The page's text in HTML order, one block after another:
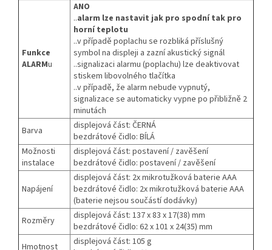
Funkce
ALARMu
ANO
..alarm lze nastavit jak pro spodní tak pro
horní teplotu
..v případě poplachu se rozbliká příslušný
symbol na displeji a zazní akustický signál
..signalizaci alarmu (poplachu) lze deaktivovat
stiskem libovolného tlačítka
..v případě, že alarm nebude vypnutý,
signalizace se automaticky vypne po přibližně 2
minutách
Barva
displejová část: ČERNÁ
bezdrátové čidlo: BÍLÁ
Možnosti
instalace
displejová část: postavení / zavěšení
bezdrátové čidlo: postavení / zavěšení
Napájení
displejová část: 2x mikrotužková baterie AAA
bezdrátové čidlo: 2x mikrotužková baterie AAA
(baterie nejsou součástí dodávky)
Rozměry
displejová část: 137 x 83 x 17(38) mm
bezdrátové čidlo: 62 x 101 x 24(35) mm
Hmotnost
displejová část: 105 g